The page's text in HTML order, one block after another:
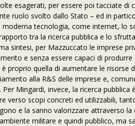
esagerati, per essere poi tacciate
ruolo svolto dallo Stato – ed in
moderna tecnologia, come internet, lo
tra la ricerca pubblica e lo
sintesi, per Mazzuccato le imprese
e senza essere capaci di
proprio quella di aumentare le
alla R&S delle imprese e,
Per Mingardi, invece, la ricerca
verso scopi concreti ed utilizzabili,
e la sanno valorizzare attraverso
militare e quindi pubblico, ma